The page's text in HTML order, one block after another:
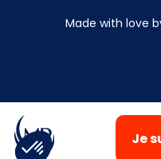
Je
Made with love